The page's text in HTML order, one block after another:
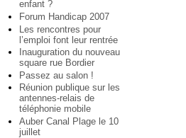
enfant ?
Forum Handicap 2007
Les rencontres pour
l’emploi font leur rentrée
Inauguration du nouveau
square rue Bordier
Passez au salon !
Réunion publique sur les
antennes-relais de
téléphonie mobile
Auber Canal Plage le 10
juillet